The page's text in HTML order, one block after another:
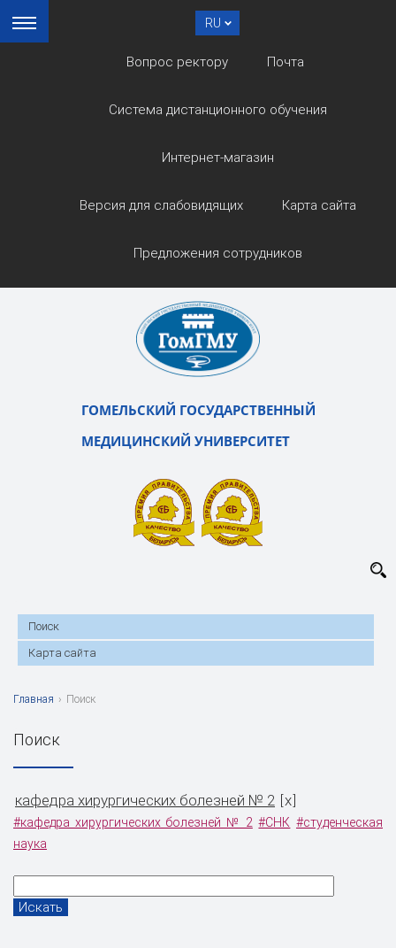
RU
Вопрос ректору Почта
Система дистанционного обучения
Интернет-магазин
Версия для слабовидящих Карта сайта
Предложения сотрудников
ГОМЕЛЬСКИЙ ГОСУДАРСТВЕННЫЙ
МЕДИЦИНСКИЙ УНИВЕРСИТЕТ
Поиск
Карта сайта
Главная › Поиск
Поиск
кафедра хирургических болезней № 2 x
#кафедра хирургических болезней № 2 #СНК #студенческая
наука